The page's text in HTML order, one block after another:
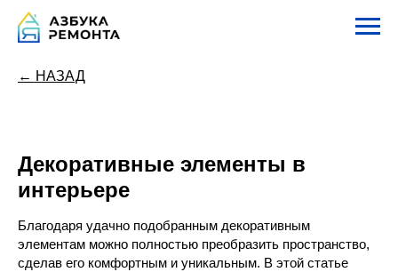
← НАЗАД
Декоративные элементы в
интерьере
Благодаря удачно подобранным декоративным
элементам можно полностью преобразить пространство,
сделав его комфортным и уникальным. В этой статье